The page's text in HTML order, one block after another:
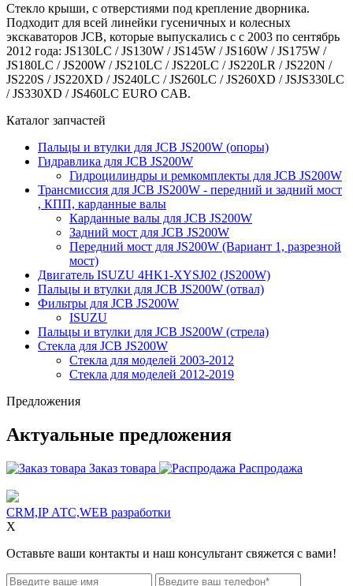
Стекло крыши, с отверстиями под крепление дворника.
Подходит для всей линейки гусеничных и колесных
экскаваторов JCB, которые выпускались с с 2003 по сентябрь
2012 года: JS130LC / JS130W / JS145W / JS160W / JS175W /
JS180LC / JS200W / JS210LC / JS220LC / JS220LR / JS220N /
JS220S / JS220XD / JS240LC / JS260LC / JS260XD / JSJS330LC
/ JS330XD / JS460LC EURO CAB.
Каталог запчастей
Пальцы и втулки для JCB JS200W (опоры)
Гидравлика для JCB JS200W
Гидроцилиндры и ремкомплекты для JCB JS200W
Трансмиссия для JCB JS200W - передний и задний мост
, КПП, карданные валы
Карданные валы для JCB JS200W
Задний мост для JCB JS200W
Передний мост для JS200W (Вариант 1, разрезной
мост)
Двигатель ISUZU 4HK1-XYSJ02 (JS200W)
Пальцы и втулки для JCB JS200W (отвал)
Фильтры для JCB JS200W
ISUZU
Пальцы и втулки для JCB JS200W (стрела)
Стекла для JCB JS200W
Стекла для моделей 2003-2012
Стекла для моделей 2012-2019
Предложения
Актуальные предложения
Заказ товара Распродажа
CRM,IP АТС,WEB разработки
X
Оставьте ваши контакты и наш консультант свяжется с вами!